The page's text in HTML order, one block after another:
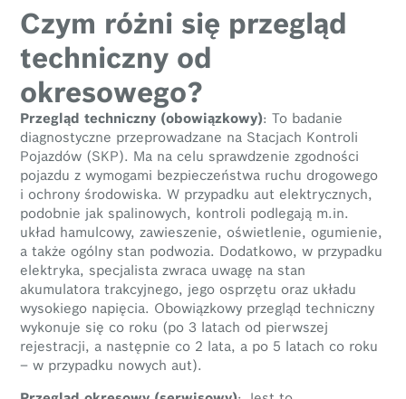
Czym różni się przegląd
techniczny od
okresowego?
Przegląd techniczny (obowiązkowy): To badanie
diagnostyczne przeprowadzane na Stacjach Kontroli
Pojazdów (SKP). Ma na celu sprawdzenie zgodności
pojazdu z wymogami bezpieczeństwa ruchu drogowego
i ochrony środowiska. W przypadku aut elektrycznych,
podobnie jak spalinowych, kontroli podlegają m.in.
układ hamulcowy, zawieszenie, oświetlenie, ogumienie,
a także ogólny stan podwozia. Dodatkowo, w przypadku
elektryka, specjalista zwraca uwagę na stan
akumulatora trakcyjnego, jego osprzętu oraz układu
wysokiego napięcia. Obowiązkowy przegląd techniczny
wykonuje się co roku (po 3 latach od pierwszej
rejestracji, a następnie co 2 lata, a po 5 latach co roku
– w przypadku nowych aut).